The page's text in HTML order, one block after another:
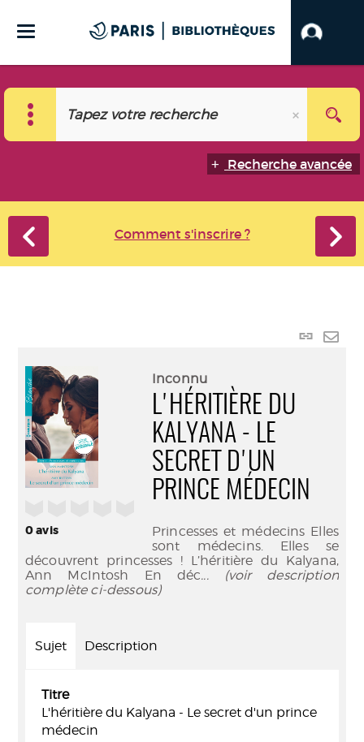
Recherche avancée
Comment s'inscrire ?
Lien
0avis
Inconnu
L'HÉRITIÈRE DU
KALYANA - LE
SECRET D'UN
PRINCE MÉDECIN
Princesses et médecins Elles
sont médecins. Elles se
découvrent princesses ! L’héritière du Kalyana,
Ann McIntosh En déc... (voir description
complète ci-dessous)
Sujet Description
Titre
L'héritière du Kalyana - Le secret d'un prince
médecin